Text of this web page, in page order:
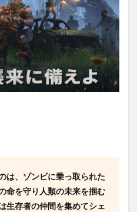
は、ゾンビに乗っ取られた
命を守り人類の未来を掴む
生存者の仲間を集めてシェ